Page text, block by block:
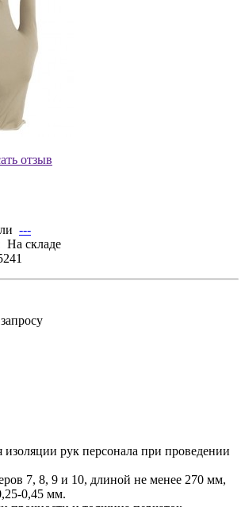
отзыв
---
На складе
изоляции рук персонала при проведении
7, 8, 9 и 10, длиной не менее 270 мм,
0,45 мм.